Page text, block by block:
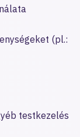
(pl.:
testkezelés